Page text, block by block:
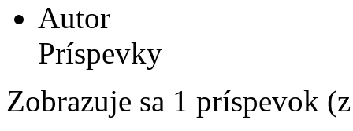
Autor
Príspevky
Zobrazuje sa 1 príspevok